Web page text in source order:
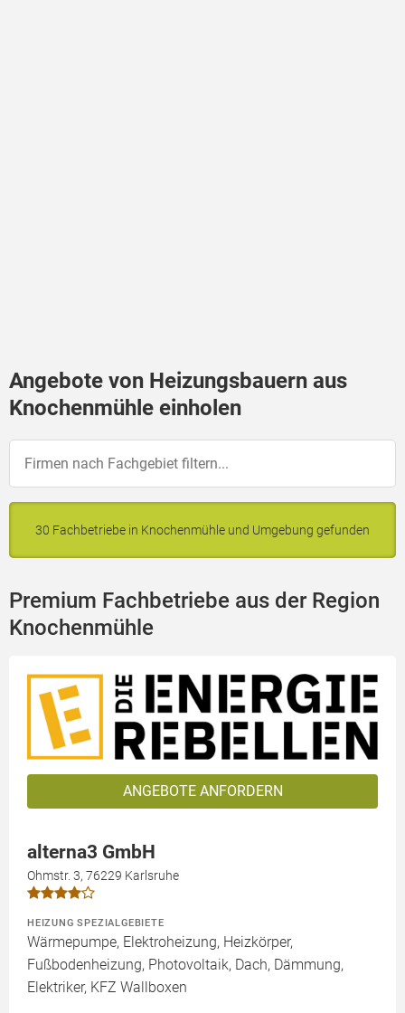
Angebote von Heizungsbauern aus
Knochenmühle einholen
30 Fachbetriebe in Knochenmühle und Umgebung gefunden
Premium Fachbetriebe aus der Region
Knochenmühle
ANGEBOTE ANFORDERN
alterna3 GmbH
Ohmstr. 3, 76229 Karlsruhe
HEIZUNG SPEZIALGEBIETE
Wärmepumpe, Elektroheizung, Heizkörper,
Fußbodenheizung, Photovoltaik, Dach, Dämmung,
Elektriker, KFZ Wallboxen